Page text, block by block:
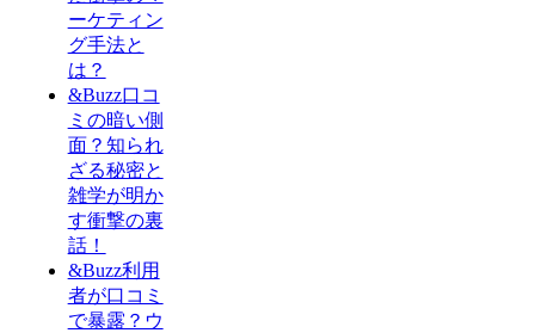
ーケティン
グ手法と
は？
&Buzz口コ
ミの暗い側
面？知られ
ざる秘密と
雑学が明か
す衝撃の裏
話！
&Buzz利用
者が口コミ
で暴露？ウ